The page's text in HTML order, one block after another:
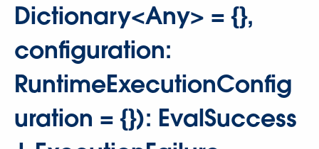
Dictionary<Any> = ​{},
configuration:
RuntimeExecutionConfig
uration = ​{}​): EvalSuccess